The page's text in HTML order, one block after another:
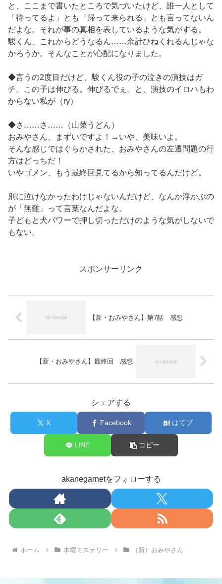
と、ここまで書いたところで気づいたけど、誰一人として
「待ってるよ」とも「帰って来られる」とも言ってないん
だよな。それが事の真相を表しているような気がする。
駿くん、これからどうなるん……余計ひねくれるんじゃな
かろうか。そんなことが心配になりました。
◆言うの2度目だけど、駿くん役の子の泣きの演技はガ
チ。この子は伸びる。伸びるでぇ。と、演技のイロハもわ
からない私が（ry）
◆さ……さ……（山菜うどん）
おみやさん、まずいですよ！→いや、美味いよ。
そんな感じではぐらかされた、おみやさんの左遷問題の行
方はどっちだ！
いやゴメン、もう最終回見てるから知ってるんだけど。
別に泣けなかったわけじゃないんだけど、なんか浮かぶの
が「無難」って言葉なんだよな。
子どもと犬パワーで押し切っただけのような気がしないで
もない。
スポンサーリンク
【新・おみやさん】第7話 感想
【新・おみやさん】最終回 感想
シェアする
X Facebook はてブ
LINE コピー
akanegarnetをフォローする
ホーム 木曜ミステリー （新）おみやさん